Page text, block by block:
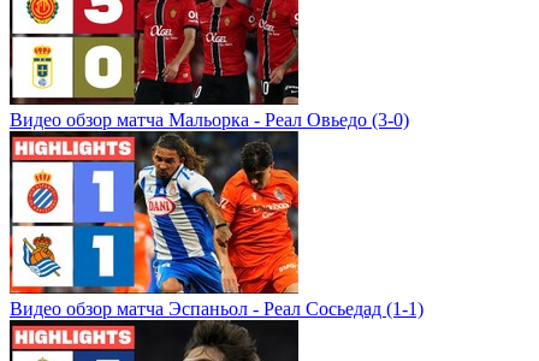
Видео обзор матча Мальорка - Реал Овьедо (3-0)
Видео обзор матча Эспаньол - Реал Сосьедад (1-1)